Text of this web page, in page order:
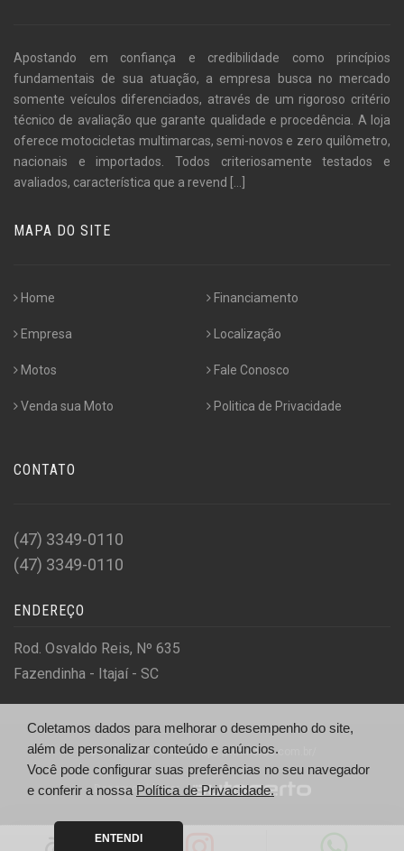
Apostando em confiança e credibilidade como princípios
fundamentais de sua atuação, a empresa busca no mercado
somente veículos diferenciados, através de um rigoroso critério
técnico de avaliação que garante qualidade e procedência. A loja
oferece motocicletas multimarcas, semi-novos e zero quilômetro,
nacionais e importados. Todos criteriosamente testados e
avaliados, característica que a revend
MAPA DO SITE
Home
Empresa
Motos
Venda sua Moto
Financiamento
Localização
Fale Conosco
Politica de Privacidade
CONTATO
(47) 3349-0110
(47) 3349-0110
ENDEREÇO
Rod. Osvaldo Reis, Nº 635
Fazendinha - Itajaí - SC
© IM MOTORCYCLE - https://immotos.com.br/
Desenvolvido por
Coletamos dados para melhorar o desempenho do site,
além de personalizar conteúdo e anúncios.
Você pode configurar suas preferências no seu navegador
e conferir a nossa Política de Privacidade.
ENTENDI